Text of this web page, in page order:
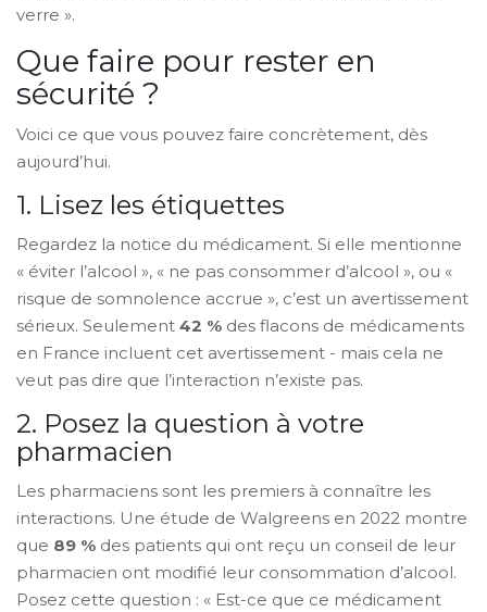
verre ».
Que faire pour rester en
sécurité ?
Voici ce que vous pouvez faire concrètement, dès
aujourd’hui.
1. Lisez les étiquettes
Regardez la notice du médicament. Si elle mentionne
« éviter l’alcool », « ne pas consommer d’alcool », ou «
risque de somnolence accrue », c’est un avertissement
sérieux. Seulement 42 % des flacons de médicaments
en France incluent cet avertissement - mais cela ne
veut pas dire que l’interaction n’existe pas.
2. Posez la question à votre
pharmacien
Les pharmaciens sont les premiers à connaître les
interactions. Une étude de Walgreens en 2022 montre
que 89 % des patients qui ont reçu un conseil de leur
pharmacien ont modifié leur consommation d’alcool.
Posez cette question : « Est-ce que ce médicament